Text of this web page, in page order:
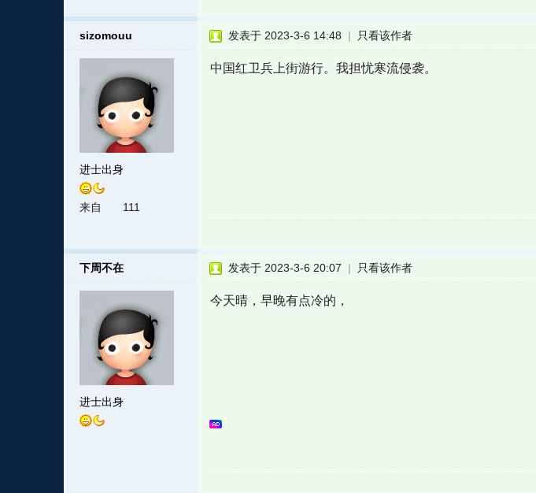
sizomouu
进士出身
来自 111
发表于 2023-3-6 14:48 | 只看该作者
中国红卫兵上街游行。我担忧寒流侵袭。
下周不在
进士出身
发表于 2023-3-6 20:07 | 只看该作者
今天晴，早晚有点冷的，